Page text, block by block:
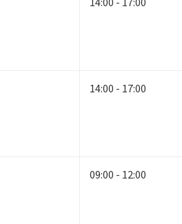
14:00 - 17:00
09:00 - 12:00